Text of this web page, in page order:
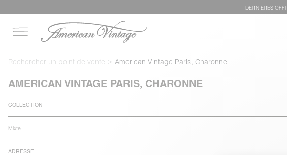
DERNIÈRES
Rechercher un point de vente American Vintage Paris, Charonne
AMERICAN VINTAGE PARIS, CHARONNE
COLLECTION
Mixte
ADRESSE